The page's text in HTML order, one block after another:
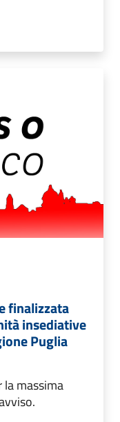
finalizzata
insediative
Puglia
la massima